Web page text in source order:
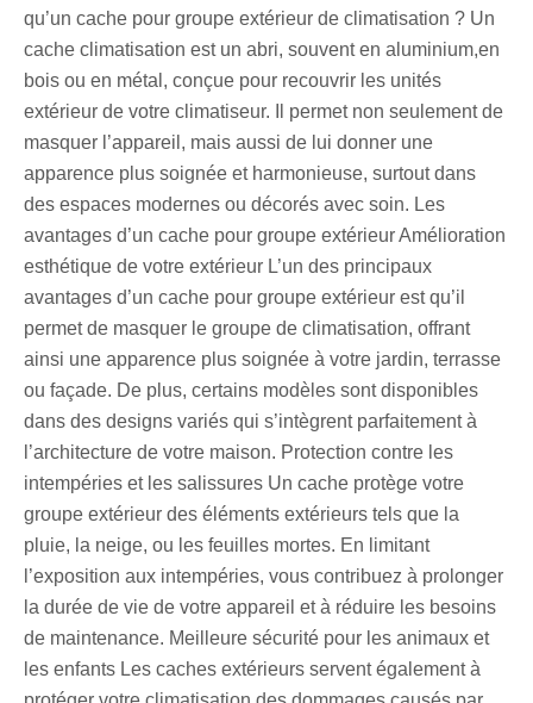
qu’un cache pour groupe extérieur de climatisation ? Un
cache climatisation est un abri, souvent en aluminium,en
bois ou en métal, conçue pour recouvrir les unités
extérieur de votre climatiseur. Il permet non seulement de
masquer l’appareil, mais aussi de lui donner une
apparence plus soignée et harmonieuse, surtout dans
des espaces modernes ou décorés avec soin. Les
avantages d’un cache pour groupe extérieur Amélioration
esthétique de votre extérieur L’un des principaux
avantages d’un cache pour groupe extérieur est qu’il
permet de masquer le groupe de climatisation, offrant
ainsi une apparence plus soignée à votre jardin, terrasse
ou façade. De plus, certains modèles sont disponibles
dans des designs variés qui s’intègrent parfaitement à
l’architecture de votre maison. Protection contre les
intempéries et les salissures Un cache protège votre
groupe extérieur des éléments extérieurs tels que la
pluie, la neige, ou les feuilles mortes. En limitant
l’exposition aux intempéries, vous contribuez à prolonger
la durée de vie de votre appareil et à réduire les besoins
de maintenance. Meilleure sécurité pour les animaux et
les enfants Les caches extérieurs servent également à